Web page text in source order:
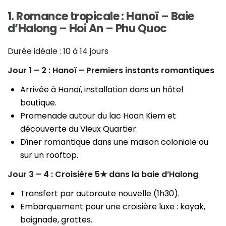
1. Romance tropicale : Hanoï – Baie
d’Halong – Hoi An – Phu Quoc
Durée idéale : 10 à 14 jours
Jour 1 – 2 : Hanoï – Premiers instants romantiques
Arrivée à Hanoï, installation dans un hôtel
boutique.
Promenade autour du lac Hoan Kiem et
découverte du Vieux Quartier.
Dîner romantique dans une maison coloniale ou
sur un rooftop.
Jour 3 – 4 : Croisière 5★ dans la baie d’Halong
Transfert par autoroute nouvelle (1h30).
Embarquement pour une croisière luxe : kayak,
baignade, grottes.